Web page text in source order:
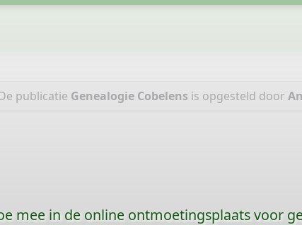
publicatie Genealogie Cobelens is opgesteld door
mee in de online ontmoetingsplaats voor